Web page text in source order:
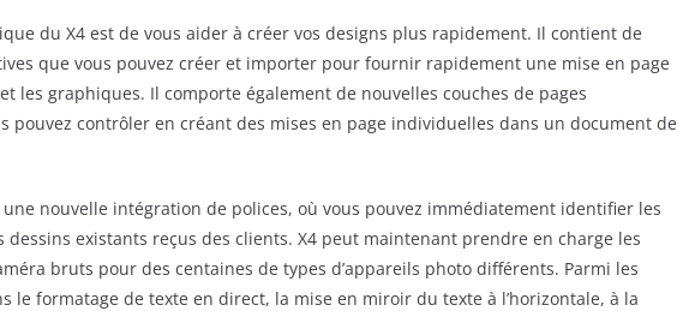
du X4 est de vous aider à créer vos designs plus rapidement. Il contient de
que vous pouvez créer et importer pour fournir rapidement une mise en page
les graphiques. Il comporte également de nouvelles couches de pages
pouvez contrôler en créant des mises en page individuelles dans un document de
nouvelle intégration de polices, où vous pouvez immédiatement identifier les
dessins existants reçus des clients. X4 peut maintenant prendre en charge les
bruts pour des centaines de types d’appareils photo différents. Parmi les
le formatage de texte en direct, la mise en miroir du texte à l’horizontale, à la